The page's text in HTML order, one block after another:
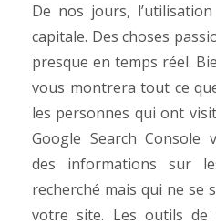
De nos jours,
capitale. Des choses
presque en temps réel.
vous montrera tout ce
les personnes qui ont
Google Search Console
des informations sur
recherché mais qui ne se
votre site. Les outils de